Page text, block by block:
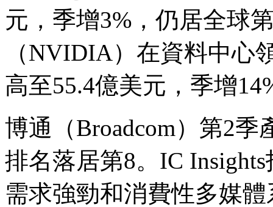
元，季增3%，仍居全球
（NVIDIA）在資料中心
高至55.4億美元，季增
博通（Broadcom）第2季
排名落居第8。IC
需求強勁和消費性多媒